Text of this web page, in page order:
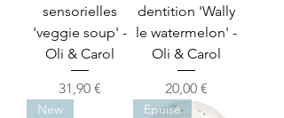
sensorielles
'veggie soup' -
Oli & Carol
Prix
31,90 €
dentition 'Wally
le watermelon' -
Oli & Carol
Prix
20,00 €
New Epuisé